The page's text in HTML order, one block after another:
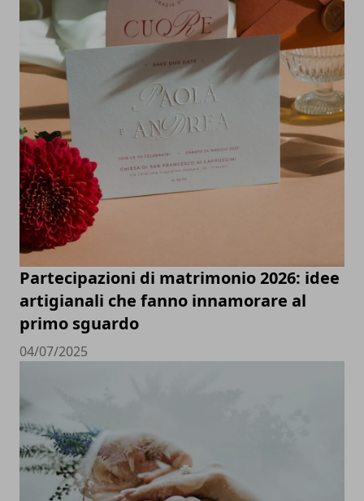
Partecipazioni di matrimonio 2026: idee
artigianali che fanno innamorare al
primo sguardo
04/07/2025